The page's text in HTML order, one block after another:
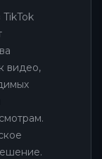
видео,